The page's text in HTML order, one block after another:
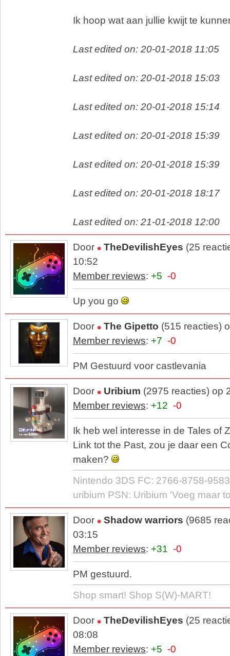
Ik hoop wat aan jullie kwijt te
Last edited on: 20-01-2018 11:05
Last edited on: 20-01-2018 15:03
Last edited on: 20-01-2018 15:14
Last edited on: 20-01-2018 15:39
Last edited on: 20-01-2018 15:39
Last edited on: 20-01-2018 18:17
Last edited on: 21-01-2018 12:00
Door TheDevilishEyes (25
10:52
Member reviews: +5 -0
Up you go
Door The Gipetto (515 reacties)
Member reviews: +7 -0
PM Gestuurd voor castlevania
Door Uribium (2975 reacties) op
Member reviews: +12 -0
Ik heb wel interesse in de Tales of
Link tot the Past, zou je daar een
maken?
Nintendo 3DS FC: 2766-8758-
uribium PSN: Uribium 'Voeg maar
Door Shadow warriors (9685
03:15
Member reviews: +31 -0
PM gestuurd.
Shop smart! Shop S(W)-MART!
Door TheDevilishEyes (25
08:08
Member reviews: +5 -0